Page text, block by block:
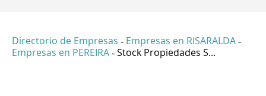
Directorio de Empresas - Empresas en RISARALDA -
Empresas en PEREIRA - Stock Propiedades S...